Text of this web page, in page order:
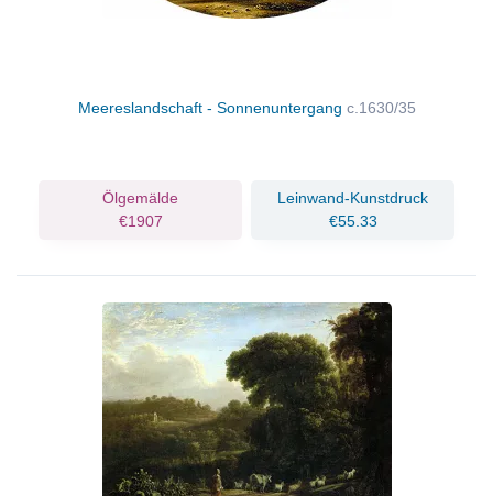
Meereslandschaft - Sonnenuntergang c.1630/35
Ölgemälde
€1907
Leinwand-Kunstdruck
€55.33